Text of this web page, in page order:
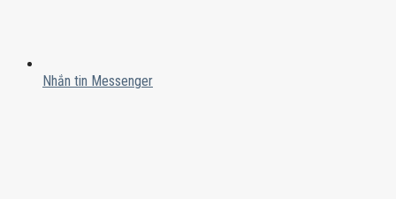
Nhắn tin Messenger